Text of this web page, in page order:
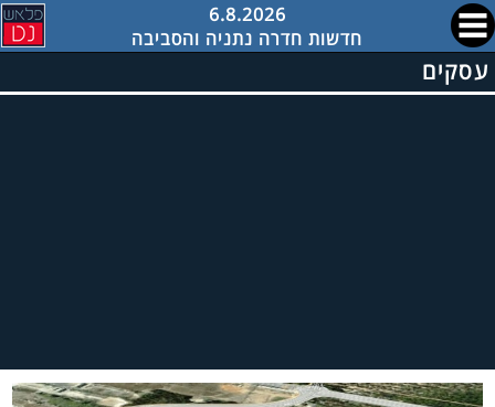
6.8.2026
חדשות חדרה נתניה והסביבה
עסקים